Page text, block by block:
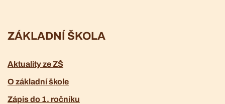
ZÁKLADNÍ ŠKOLA
Aktuality ze ZŠ
O základní škole
Zápis do 1. ročníku